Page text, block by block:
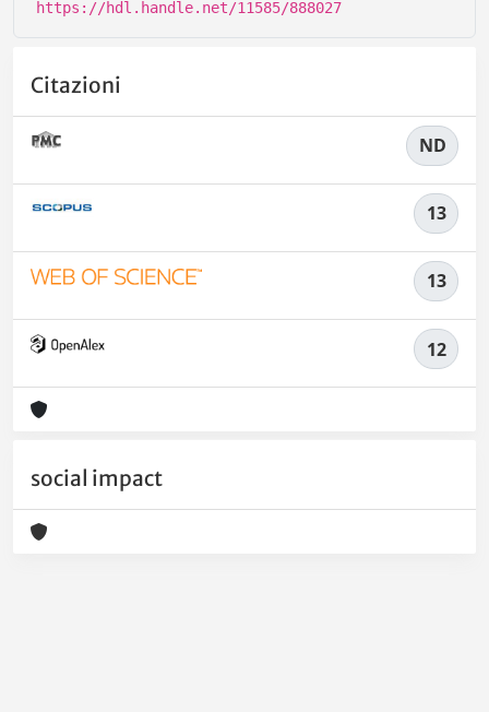
https://hdl.handle.net/11585/888027
Citazioni
ND
13
13
12
social impact